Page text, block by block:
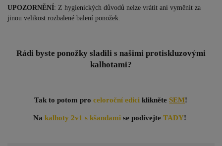
UPOZORNĚNÍ: Z hygienických důvodů nelze vrátit ani vyměnit za
jinou velikost rozbalené balení ponožek.
Rádi byste ponožky sladili s našimi protiskluzovými
kalhotami?
Tak to potom proceloroční edici klikněteSEM!
Nakalhoty 2v1 s kšandami se podívejteTADY!